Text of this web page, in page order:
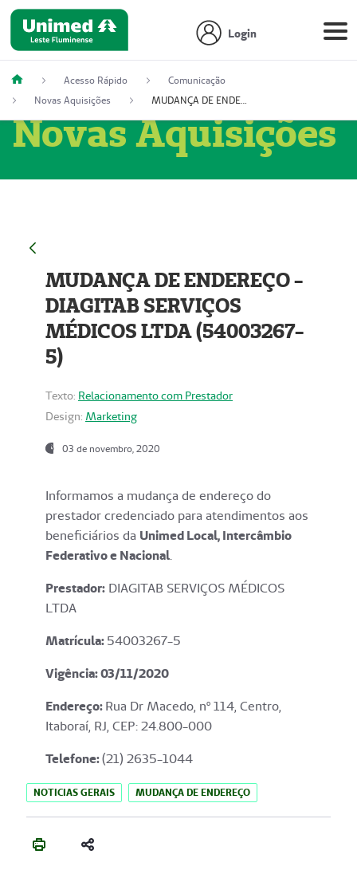
Login
Acesso Rápido
Comunicação
Novas Aquisições
MUDANÇA DE ENDEREÇO - DIAGITAB SERVIÇOS MÉDICOS LTDA (54003267-5)
Novas Aquisições
MUDANÇA DE ENDEREÇO -
DIAGITAB SERVIÇOS
MÉDICOS LTDA (54003267-
5)
Texto: Relacionamento com Prestador
Design: Marketing
03 de novembro, 2020
Informamos a mudança de endereço do
prestador credenciado para atendimentos aos
beneficiários da Unimed Local, Intercâmbio
Federativo e Nacional.
Prestador: DIAGITAB SERVIÇOS MÉDICOS
LTDA
Matrícula:54003267-5
Vigência: 03/11/2020
Endereço:Rua Dr Macedo, nº 114, Centro,
Itaboraí, RJ, CEP: 24.800-000
Telefone:(21) 2635-1044
NOTICIAS GERAIS MUDANÇA DE ENDEREÇO